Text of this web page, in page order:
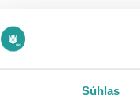
Súhlas